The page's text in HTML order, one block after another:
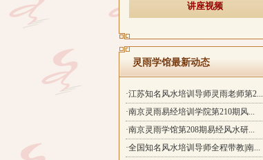
讲座视频
灵雨学馆最新动态
·江苏知名风水培训导师灵雨老师第2...
·南京灵雨易经培训学院第210期风...
·南京灵雨学馆第208期易经风水研...
·全国知名风水培训导师全程带教|南...